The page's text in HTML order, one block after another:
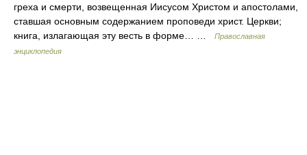
греха и смерти, возвещенная Иисусом Христом и апостолами,
ставшая основным содержанием проповеди христ. Церкви;
книга, излагающая эту весть в форме… …
Православная
энциклопедия